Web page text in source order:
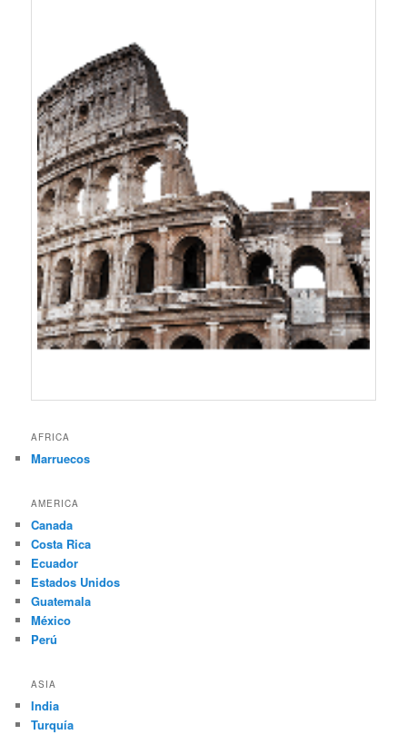
AFRICA
Marruecos
AMERICA
Canada
Costa Rica
Ecuador
Estados Unidos
Guatemala
México
Perú
ASIA
India
Turquía